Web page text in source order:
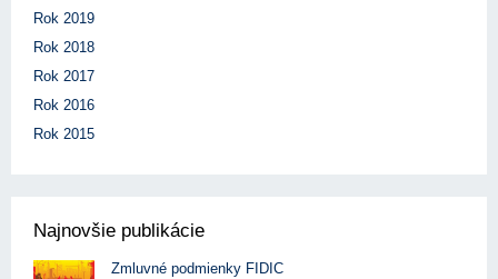
Rok 2019
Rok 2018
Rok 2017
Rok 2016
Rok 2015
Najnovšie publikácie
Zmluvné podmienky FIDIC